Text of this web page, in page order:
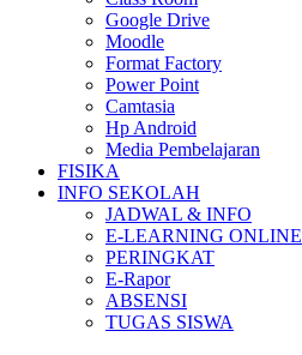
Google Drive
Moodle
Format Factory
Power Point
Camtasia
Hp Android
Media Pembelajaran
FISIKA
INFO SEKOLAH
JADWAL & INFO
E-LEARNING ONLINE
PERINGKAT
E-Rapor
ABSENSI
TUGAS SISWA